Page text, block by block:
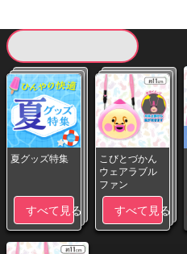
夏グッズ特集
すべて見る
こびとづかん
ウェアラブル
ファン
すべて見る